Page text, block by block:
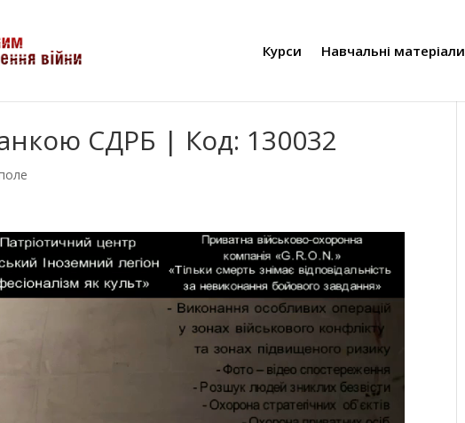
Курси Навчальні матеріали
СДРБ | Код: 130032